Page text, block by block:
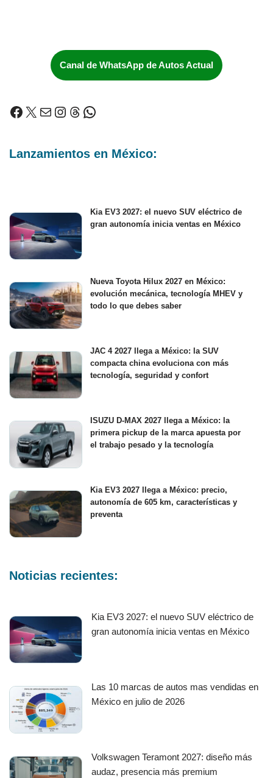
Canal de WhatsApp de Autos Actual
Lanzamientos en México:
Kia EV3 2027: el nuevo SUV eléctrico de
gran autonomía inicia ventas en México
Nueva Toyota Hilux 2027 en México:
evolución mecánica, tecnología MHEV y
todo lo que debes saber
JAC 4 2027 llega a México: la SUV
compacta china evoluciona con más
tecnología, seguridad y confort
ISUZU D-MAX 2027 llega a México: la
primera pickup de la marca apuesta por
el trabajo pesado y la tecnología
Kia EV3 2027 llega a México: precio,
autonomía de 605 km, características y
preventa
Noticias recientes:
Kia EV3 2027: el nuevo SUV eléctrico de
gran autonomía inicia ventas en México
Las 10 marcas de autos mas vendidas en
México en julio de 2026
Volkswagen Teramont 2027: diseño más
audaz, presencia más premium